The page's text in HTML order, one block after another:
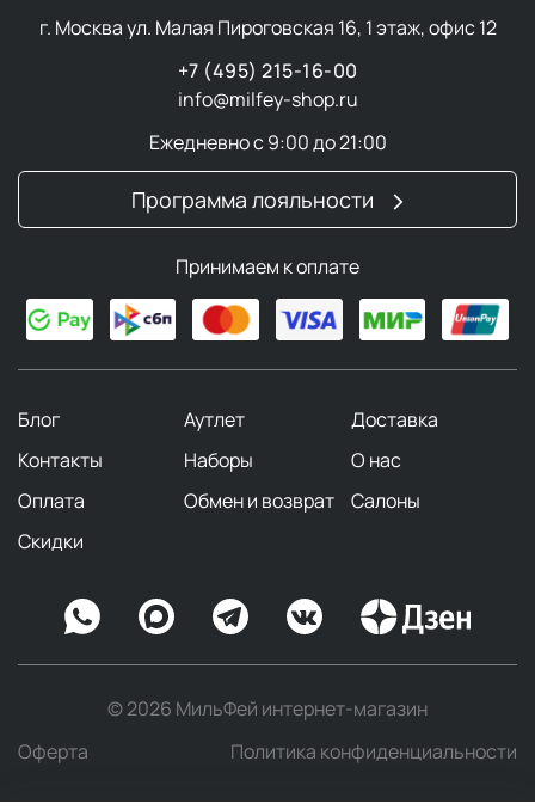
г. Москва ул. Малая Пироговская 16, 1 этаж, офис 12
+7 (495) 215-16-00
info@milfey-shop.ru
Ежедневно с 9:00 до 21:00
Программа лояльности
Принимаем к оплате
Блог Аутлет
Доставка
Контакты
Наборы
О нас
Оплата
Обмен и возврат
Салоны
Скидки
© 2026 МильФей интернет-магазин
Оферта
Политика конфиденциальности